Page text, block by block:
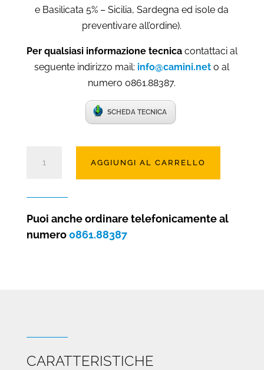
e Basilicata 5% – Sicilia, Sardegna ed isole da
preventivare all’ordine).
Per qualsiasi informazione tecnicacontattaci al
seguente indirizzo mail: info@camini.net o al
numero 0861.88387.
SCHEDA TECNICA
COMPACT
quantità
AGGIUNGI AL CARRELLO
Puoi anche ordinare telefonicamente al
numero 0861.88387
CARATTERISTICHE